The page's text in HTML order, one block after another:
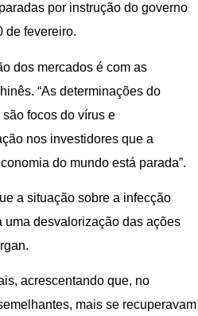
por instrução do governo
de fevereiro.
dos mercados é com as
“As determinações do
focos do vírus e
nos investidores que a
do mundo está parada”.
a situação sobre a infecção
uma desvalorização das ações
acrescentando que, no
mais se recuperavam